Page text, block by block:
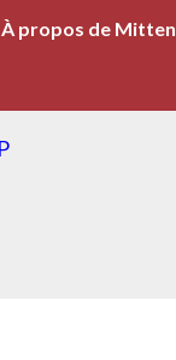
À propos de Mitten